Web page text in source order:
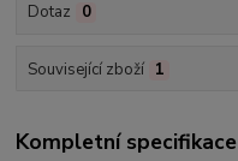
Dotaz 0
Související zboží 1
Kompletní specifikace